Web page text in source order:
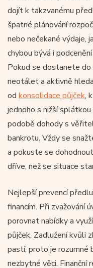
dojít k takzvanému
špatné plánování
nebo nečekané výdaje,
chybou bývá i
Pokud se dostanete
neotálet a aktivně
od konsolidace půjček,
jednoho s nižší
podobě dohody s
bankrotu. Vždy se
a pokuste se
dříve, než se situace
Nejlepší prevencí
financím. Při zvažování
porovnat nabídky a
půjček. Zadlužení kvůli
pastí, proto je rozumné
nezbytné věci. Finanční